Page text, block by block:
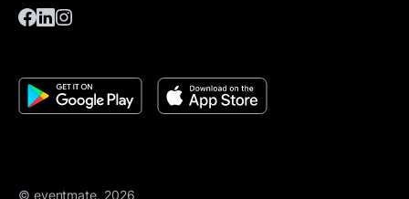
© eventmate, 2026